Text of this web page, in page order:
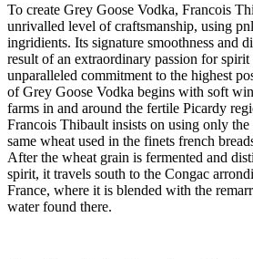
To create Grey Goose Vodka, Francois
unrivalled level of craftsmanship, using
ingridients. Its signature smoothness and
result of an extraordinary passion for spirit
unparalleled commitment to the highest
of Grey Goose Vodka begins with soft
farms in and around the fertile Picardy
Francois Thibault insists on using only
same wheat used in the finets french
After the wheat grain is fermented and
spirit, it travels south to the Congac
France, where it is blended with the
water found there.